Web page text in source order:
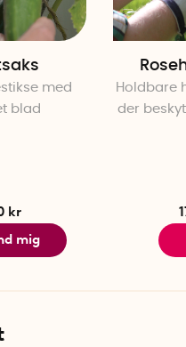
med
blad
kr
mig
Holdbare
der